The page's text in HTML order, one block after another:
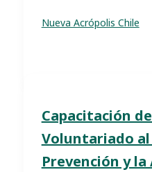
Nueva Acrópolis Chile
Capacitación
Voluntariado al
Prevención y la